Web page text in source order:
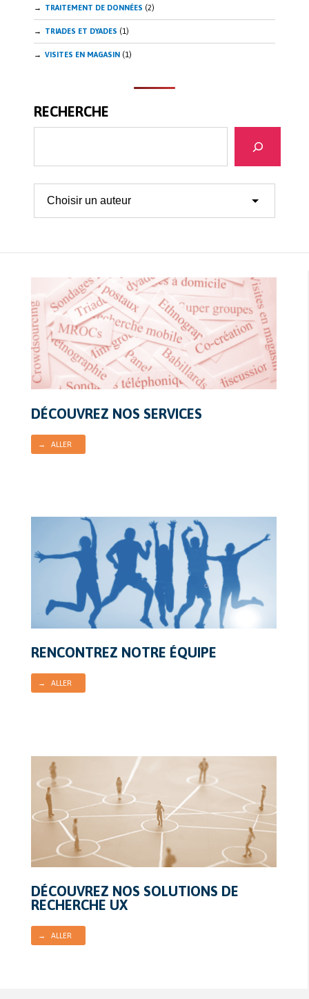
TRAITEMENT DE DONNÉES (2)
TRIADES ET DYADES (1)
VISITES EN MAGASIN (1)
RECHERCHE
DÉCOUVREZ NOS SERVICES
→ ALLER
RENCONTREZ NOTRE ÉQUIPE
→ ALLER
DÉCOUVREZ NOS SOLUTIONS DE
RECHERCHE UX
→ ALLER